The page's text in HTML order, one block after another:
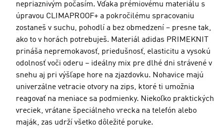
nepriaznivým počasím. Vďaka prémiovému materiálu s
úpravou CLIMAPROOF+ a pokročilému spracovaniu
zostaneš v suchu, pohodlí a bez obmedzení – presne tak,
ako to v horách potrebuješ. Materiál adidas PRIMEKNIT
prináša nepremokavosť, priedušnosť, elasticitu a vysokú
odolnosť voči oderu – ideálny mix pre dlhé dni strávené v
snehu aj pri výšľape hore na zjazdovku. Nohavice majú
univerzálne vetracie otvory na zips, ktoré ti umožnia
reagovať na meniace sa podmienky. Niekoľko praktických
vreciek, vrátane špeciálneho vrecka na telefón alebo
maják, zas udrží všetko dôležité poruke.